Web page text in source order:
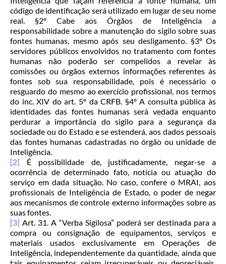
código de identificação será utilizado em lugar de seu nome
real. §2º Cabe aos Órgãos de Inteligência a
responsabilidade sobre a manutenção do sigilo sobre suas
fontes humanas, mesmo após seu desligamento. §3º Os
servidores públicos envolvidos no tratamento com fontes
humanas não poderão ser compelidos a revelar às
comissões ou órgãos externos informações referentes às
fontes sob sua responsabilidade, pois é necessário o
resguardo do mesmo ao exercício profissional, nos termos
do inc. XIV do art. 5º da CRFB. §4º A consulta pública às
identidades das fontes humanas será vedada enquanto
perdurar a importância do sigilo para a segurança da
sociedade ou do Estado e se estenderá, aos dados pessoais
das fontes humanas cadastradas no órgão ou unidade de
Inteligência.
[2] É possibilidade de, justificadamente, negar-se a
ocorrência de determinado fato, notícia ou atuação do
serviço em dada situação. No caso, confere o MRAI, aos
profissionais de Inteligência de Estado, o poder de negar
aos mecanismos de controle externo informações sobre as
suas fontes.
[3] Art. 31. A “Verba Sigilosa” poderá ser destinada para a
compra ou consignação de equipamentos, serviços e
materiais usados exclusivamente em Operações de
Inteligência, independentemente da quantidade, ainda que